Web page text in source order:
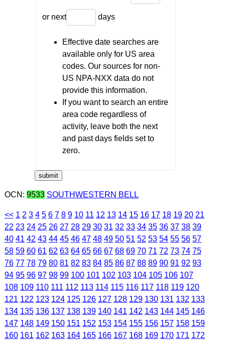
or next days
Effective date searches are
available only for US area
codes. Our sources for non-
US NPA-NXX data do not
provide this information.
If you want to search an entire
area code regardless of
activity, leave both the next
and past days fields set to
zero.
OCN: 9533 SOUTHWESTERN BELL
<< 1 2 3 4 5 6 7 8 9 10 11 12 13 14 15 16 17 18 19 20 21
22 23 24 25 26 27 28 29 30 31 32 33 34 35 36 37 38 39
40 41 42 43 44 45 46 47 48 49 50 51 52 53 54 55 56 57
58 59 60 61 62 63 64 65 66 67 68 69 70 71 72 73 74 75
76 77 78 79 80 81 82 83 84 85 86 87 88 89 90 91 92 93
94 95 96 97 98 99 100 101 102 103 104 105 106 107
108 109 110 111 112 113 114 115 116 117 118 119 120
121 122 123 124 125 126 127 128 129 130 131 132 133
134 135 136 137 138 139 140 141 142 143 144 145 146
147 148 149 150 151 152 153 154 155 156 157 158 159
160 161 162 163 164 165 166 167 168 169 170 171 172